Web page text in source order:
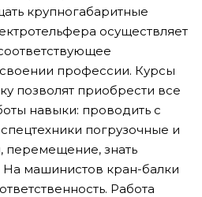
крупногабаритные
осуществляет
профессии. Курсы
позволят приобрести все
навыки: проводить с
погрузочные и
перемещение, знать
машинистов кран-балки
Работа